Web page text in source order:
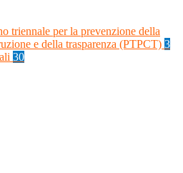
triennale per la prevenzione della
e della trasparenza (PTPCT) 3
30